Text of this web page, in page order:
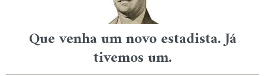
Que venha um novo estadista. Já
tivemos um.